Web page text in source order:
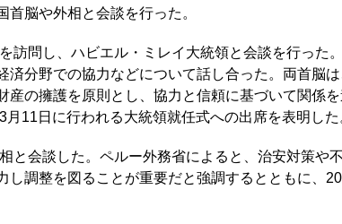
脳や外相と会談を行った。
訪問し、ハビエル・ミレイ大統領と会談を行った
分野での協力などについて話し合った。両首脳
産の擁護を原則とし、協力と信頼に基づいて関係
11日に行われる大統領就任式への出席を表明した
と会談した。ペルー外務省によると、治安対策や
調整を図ることが重要だと強調するとともに、